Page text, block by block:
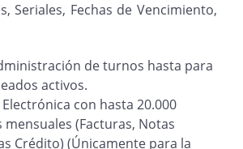
Seriales, Fechas de Vencimiento,
de turnos hasta para
activos.
con hasta 20.000
mensuales (Facturas, Notas
Crédito) (Únicamente para la